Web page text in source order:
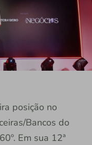
posição no
Bancos do
Em sua 12ª